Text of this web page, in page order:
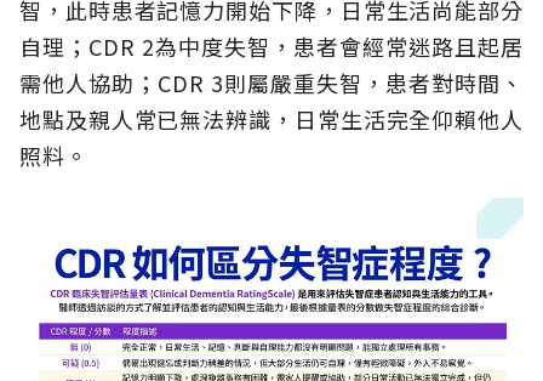
智，此時患者記憶力開始下降，日常生活尚能部分
自理；CDR 2為中度失智，患者會經常迷路且起居
需他人協助；CDR 3則屬嚴重失智，患者對時間、
地點及親人常已無法辨識，日常生活完全仰賴他人
照料。